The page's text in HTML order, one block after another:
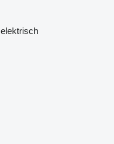
elektrisch